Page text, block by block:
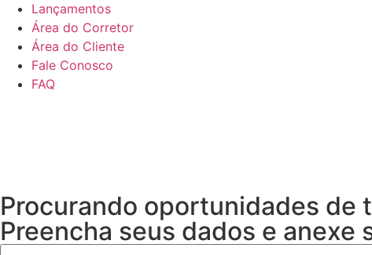
Lançamentos
Área do Corretor
Área do Cliente
Fale Conosco
FAQ
Procurando oportunidades de
Preencha seus dados e anexe